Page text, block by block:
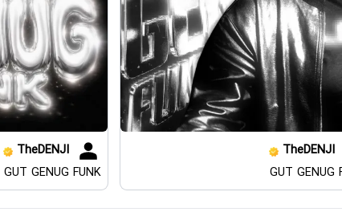
TheDENJI
GUT GENUG
TheDENJI
GUT GENUG FUNK